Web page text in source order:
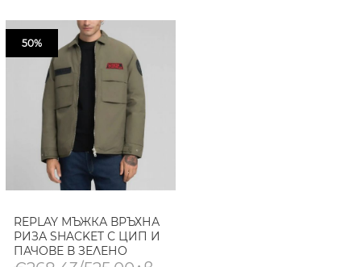
50%
REPLAY МЪЖКА ВРЪХНА
РИЗА SHACKET С ЦИП И
ПАЧОВЕ В ЗЕЛЕНО